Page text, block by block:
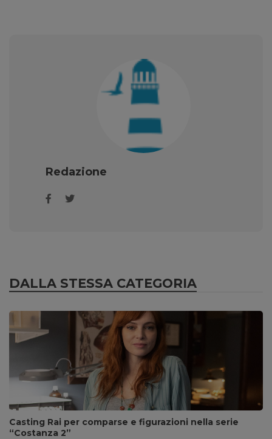
Redazione
DALLA STESSA CATEGORIA
Casting Rai per comparse e figurazioni nella serie
“Costanza 2”